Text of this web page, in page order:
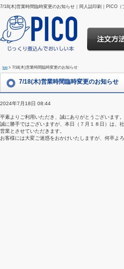
7/18(木)営業時間臨時変更のお知らせ｜同人誌印刷｜PICO（
top > 7/18(木)営業時間臨時変更のお知らせ
7/18(木)営業時間臨時変更のお知らせ
2024年7月18日 08:44
平素よりご利用いただき、誠にありがとうございます。
誠に勝手ではございますが、本日（７月１８日）は、
営業とさせていただきます。
お客様には大変ご迷惑をおかけいたしますが、何卒よ